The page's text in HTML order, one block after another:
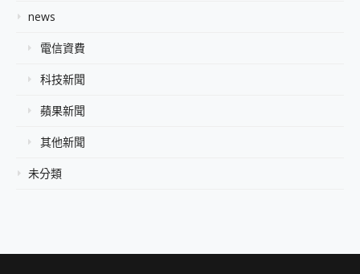
news
電信資費
科技新聞
蘋果新聞
其他新聞
未分類